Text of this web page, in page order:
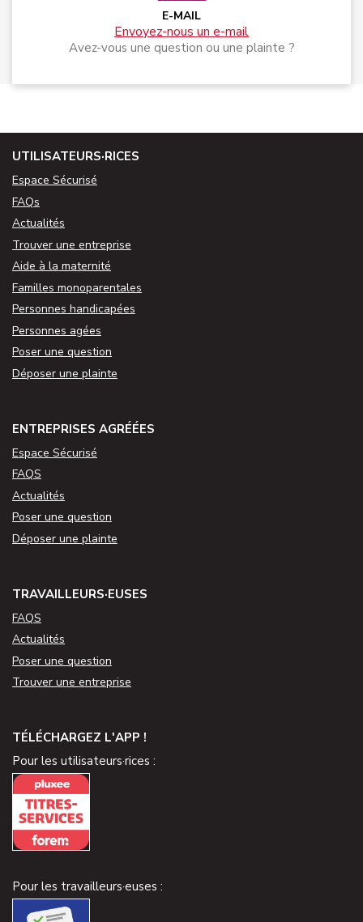
E-MAIL
Envoyez-nous un e-mail
Avez-vous une question ou une plainte ?
UTILISATEURS·RICES
Espace Sécurisé
FAQs
Actualités
Trouver une entreprise
Aide à la maternité
Familles monoparentales
Personnes handicapées
Personnes agées
Poser une question
Déposer une plainte
ENTREPRISES AGRÉÉES
Espace Sécurisé
FAQS
Actualités
Poser une question
Déposer une plainte
TRAVAILLEURS·EUSES
FAQS
Actualités
Poser une question
Trouver une entreprise
TÉLÉCHARGEZ L'APP !
Pour les utilisateurs·rices :
Pour les travailleurs·euses :